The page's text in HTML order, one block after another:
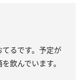
るです。予定が
飲んでいます。